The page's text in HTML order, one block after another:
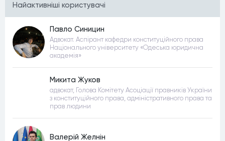
Найактивнiшi користувачi
Павло Синицин
Адвокат. Аспірант кафедри конституційного права
Національного університету «Одеська юридична
академія»
Микита Жуков
адвокат, Голова Комітету Асоціації правників України
з конституційного права, адміністративного права та
прав людини
Валерій Желнін